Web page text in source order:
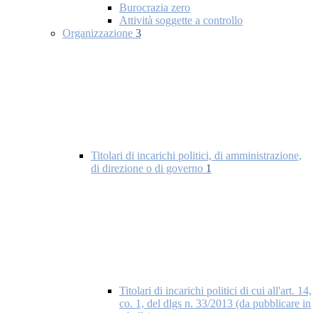
Burocrazia zero
Attività soggette a controllo
Organizzazione 3
Titolari di incarichi politici, di amministrazione,
di direzione o di governo 1
Titolari di incarichi politici di cui all'art. 14,
co. 1, del dlgs n. 33/2013 (da pubblicare in